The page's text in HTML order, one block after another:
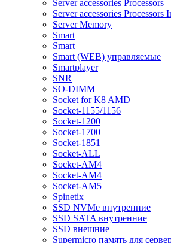
Server accessories Processors
Server accessories Processors
Server Memory
Smart
Smart
Smart (WEB) управляемые
Smartplayer
SNR
SO-DIMM
Socket for K8 AMD
Socket-1155/1156
Socket-1200
Socket-1700
Socket-1851
Socket-ALL
Socket-AM4
Socket-AM4
Socket-AM5
Spinetix
SSD NVMe внутренние
SSD SATA внутренние
SSD внешние
Supermicro память для